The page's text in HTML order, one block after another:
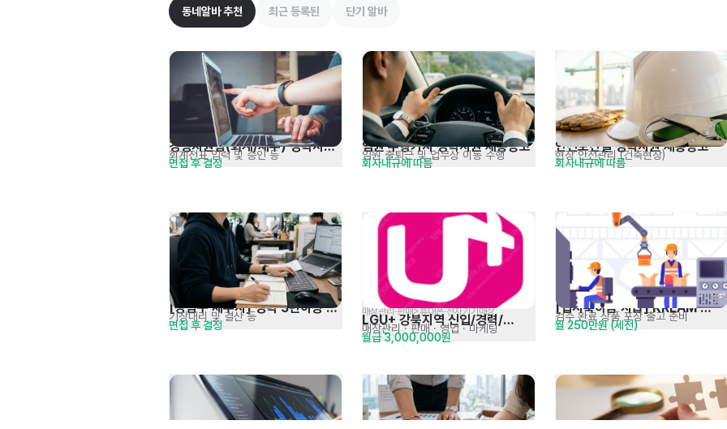
동네알바 추천 최근 등록된 단기 알바
경영지원팀(회계/재무) 경력사원
채용
회계전표 입력 및 승인 등
면접 후 결정
임원 수행기사 경력사원 채용공고
임원 출퇴근 및 업무상 이동 수행
회사내규에 따름
안전보건실 경력사원 채용공고
현장 안전관리 (건축현장)
회사내규에 따름
[강남구 세무사] 경력 3년이상
세무회계사무원 모집
기장대리 및 결산 등
면접 후 결정
매장관리·판매>휴대폰·전자기기매장
LGU+ 강북지역 신입/경력/
동반입사 적극채용
매장관리 · 판매· 영업 · 마케팅
월급 3,000,000원
[입사축하금 지급] KREAM
검수센터 출고검수 크루원
검수 완료 상품 포장 출고 준비
월 250만원 (세전)